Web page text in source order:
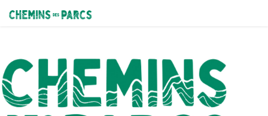
Chemins des Parcs